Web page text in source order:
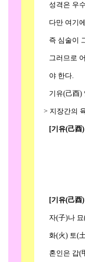
성격은 우수
다만 여기에
즉 심술이 그
그러므로 어
야 한다.
기유(己酉) 일
> 지장간의 육
[기유(己酉
으면 남
우며 성
전이 천
[기유(己酉
자(子)나 묘(
화(火) 토(土)
혼인은 갑(甲